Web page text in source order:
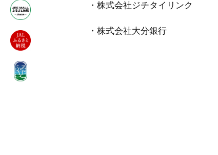
・株式会社ジチタイリンク
・株式会社大分銀行